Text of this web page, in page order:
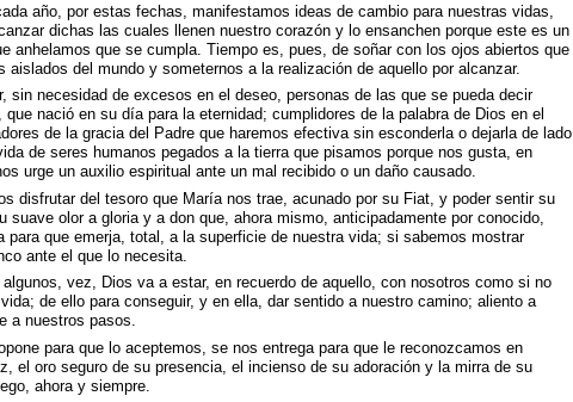
año, por estas fechas, manifestamos ideas de cambio para nuestras vidas,
dichas las cuales llenen nuestro corazón y lo ensanchen porque este es un
anhelamos que se cumpla. Tiempo es, pues, de soñar con los ojos abiertos que
aislados del mundo y someternos a la realización de aquello por alcanzar.
sin necesidad de excesos en el deseo, personas de las que se pueda decir
nació en su día para la eternidad; cumplidores de la palabra de Dios en el
de la gracia del Padre que haremos efectiva sin esconderla o dejarla de lado
de seres humanos pegados a la tierra que pisamos porque nos gusta, en
urge un auxilio espiritual ante un mal recibido o un daño causado.
disfrutar del tesoro que María nos trae, acunado por su Fiat, y poder sentir su
suave olor a gloria y a don que, ahora mismo, anticipadamente por conocido,
para que emerja, total, a la superficie de nuestra vida; si sabemos mostrar
ante el que lo necesita.
vez, Dios va a estar, en recuerdo de aquello, con nosotros como si no
de ello para conseguir, y en ella, dar sentido a nuestro camino; aliento a
a nuestros pasos.
para que lo aceptemos, se nos entrega para que le reconozcamos en
el oro seguro de su presencia, el incienso de su adoración y la mirra de su
ahora y siempre.